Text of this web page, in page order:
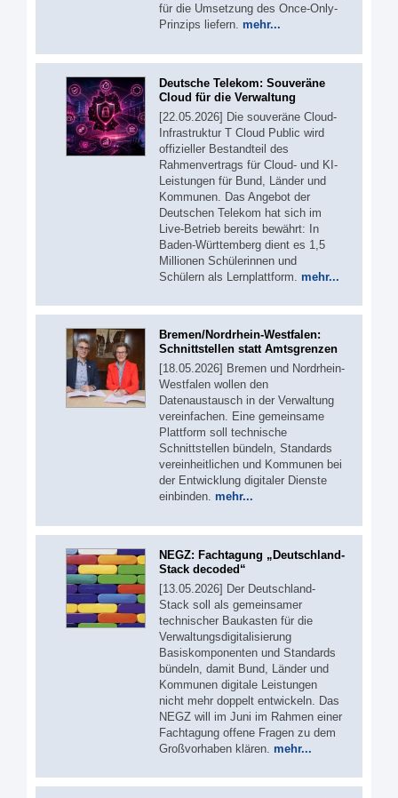
für die Umsetzung des Once-Only-
Prinzips liefern. mehr...
Deutsche Telekom: Souveräne
Cloud für die Verwaltung
[22.05.2026] Die souveräne Cloud-
Infrastruktur T Cloud Public wird
offizieller Bestandteil des
Rahmenvertrags für Cloud- und KI-
Leistungen für Bund, Länder und
Kommunen. Das Angebot der
Deutschen Telekom hat sich im
Live-Betrieb bereits bewährt: In
Baden-Württemberg dient es 1,5
Millionen Schülerinnen und
Schülern als Lernplattform. mehr...
Bremen/Nordrhein-Westfalen:
Schnittstellen statt Amtsgrenzen
[18.05.2026] Bremen und Nordrhein-
Westfalen wollen den
Datenaustausch in der Verwaltung
vereinfachen. Eine gemeinsame
Plattform soll technische
Schnittstellen bündeln, Standards
vereinheitlichen und Kommunen bei
der Entwicklung digitaler Dienste
einbinden. mehr...
NEGZ: Fachtagung „Deutschland-
Stack decoded“
[13.05.2026] Der Deutschland-
Stack soll als gemeinsamer
technischer Baukasten für die
Verwaltungsdigitalisierung
Basiskomponenten und Standards
bündeln, damit Bund, Länder und
Kommunen digitale Leistungen
nicht mehr doppelt entwickeln. Das
NEGZ will im Juni im Rahmen einer
Fachtagung offene Fragen zu dem
Großvorhaben klären. mehr...